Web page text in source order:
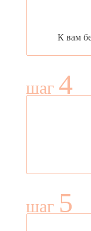
К вам
шаг 4
шаг 5